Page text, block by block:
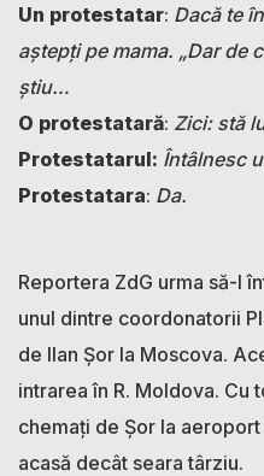
Un protestatar: Dacă te
aștepți pe mama. „Dar de
știu…
O protestatară: Zici: stă
Protestatarul: Întâlnesc
Protestatara: Da.
Reportera ZdG urma să-l
unul dintre coordonatorii
de Ilan Șor la Moscova.
intrarea în R. Moldova. Cu
chemați de Șor la
acasă decât seara târziu.